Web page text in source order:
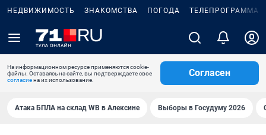
НЕДВИЖИМОСТЬ ЗНАКОМСТВА ПОГОДА ТЕЛЕПРОГРАММА
На информационном ресурсе применяются cookie-
файлы. Оставаясь на сайте, вы подтверждаете свое
согласиена их использование.
Согласен
Атака БПЛА на склад WB в Алексине Выборы в Госудуму 2026